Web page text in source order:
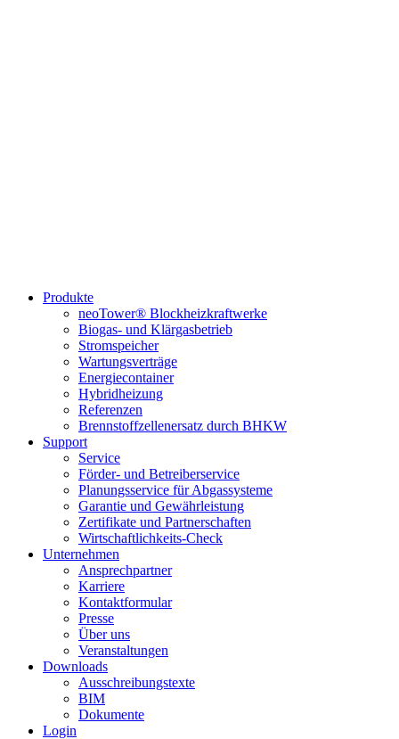
Produkte
neoTower® Blockheizkraftwerke
Biogas- und Klärgasbetrieb
Stromspeicher
Wartungsverträge
Energiecontainer
Hybridheizung
Referenzen
Brennstoffzellenersatz durch BHKW
Support
Service
Förder- und Betreiberservice
Planungsservice für Abgassysteme
Garantie und Gewährleistung
Zertifikate und Partnerschaften
Wirtschaftlichkeits-Check
Unternehmen
Ansprechpartner
Karriere
Kontaktformular
Presse
Über uns
Veranstaltungen
Downloads
Ausschreibungstexte
BIM
Dokumente
Login